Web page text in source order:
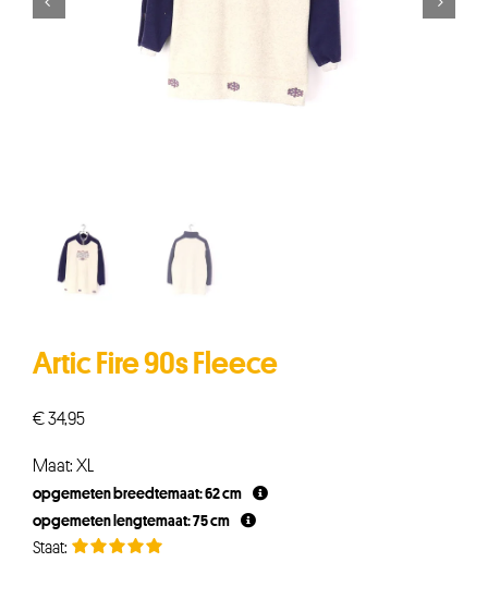
Artic Fire 90s Fleece
€34,95
Maat: XL
opgemeten breedtemaat: 62 cm
opgemeten lengtemaat: 75 cm